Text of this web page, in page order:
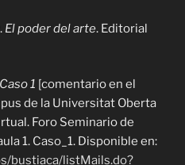
El poder del arte. Editorial
Caso 1 [comentario en el
de la Universitat Oberta
Foro Seminario de
1. Caso_1. Disponible en:
bustiaca/listMails.do?